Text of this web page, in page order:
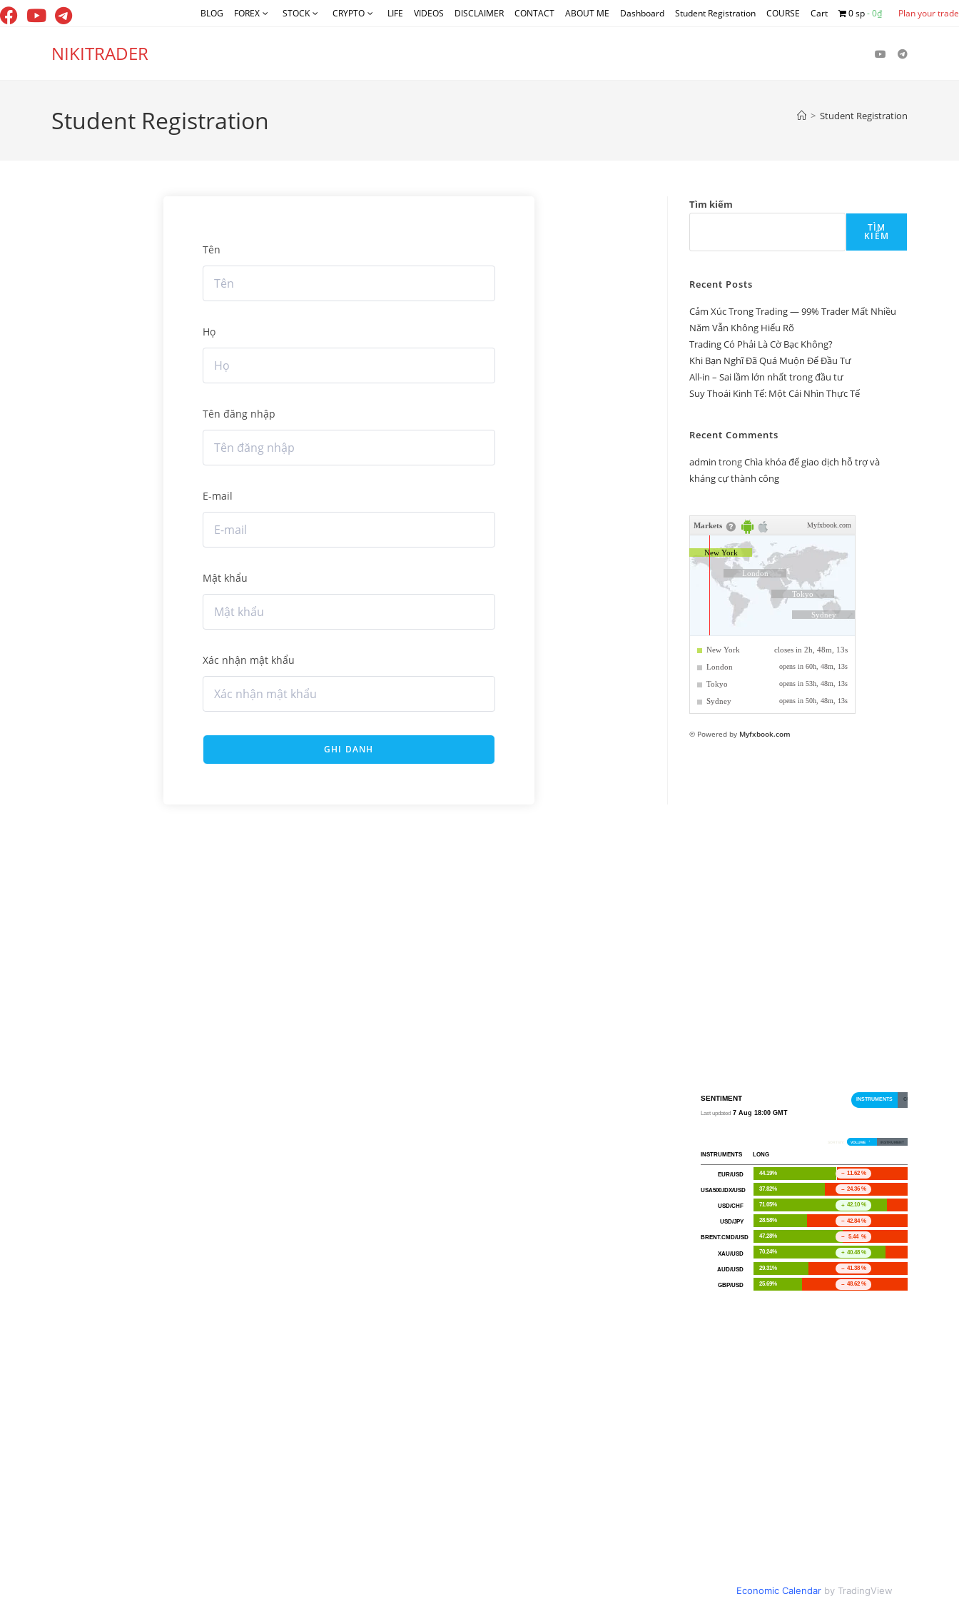
Skip
to
BLOG FOREX STOCK CRYPTO LIFE VIDEOS DISCLAIMER CONTACT ABOUT ME Dashboard Student Registration COURSE Cart 0 sp 0₫ Plan your trade
NIKITRADER
Student Registration > Student Registration
Tên
Họ
Tên đăng nhập
E-mail
Mật khẩu
Xác nhận mật khẩu
GHI DANH
Tìm kiếm
TÌM
KIẾM
Recent Posts
Cảm Xúc Trong Trading — 99% Trader Mất Nhiều
Năm Vẫn Không Hiểu Rõ
Trading Có Phải Là Cờ Bạc Không?
Khi Bạn Nghĩ Đã Quá Muộn Để Đầu Tư
All-in – Sai lầm lớn nhất trong đầu tư
Suy Thoái Kinh Tế: Một Cái Nhìn Thực Tế
Recent Comments
admin trongChìa khóa để giao dịch hỗ trợ và
kháng cự thành công
© Powered by Myfxbook.com
Economic Calendarby TradingView